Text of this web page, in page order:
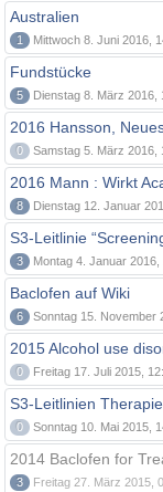
Australien
1 Mittwoch 8. Juni 2016,
Fundstücke
5 Dienstag 8. März 2016,
2016 Hansson,
0 Samstag 5. März 2016,
2016 Mann : Wirkt
8 Dienstag 12. Januar
S3-Leitlinie
3 Montag 4. Januar 2016,
Baclofen auf Wiki
6 Sonntag 15. November
2015 Alcohol use
0 Freitag 17. Juli 2015,
S3-Leitlinien
0 Sonntag 10. Mai 2015,
2014 Baclofen for
3 Freitag 27. März 2015,